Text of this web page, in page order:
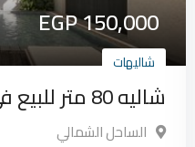
EGP150,000
شاليهات
شاليه 80 متر للبيع في الساحل الشمالي
الساحل الشمالي